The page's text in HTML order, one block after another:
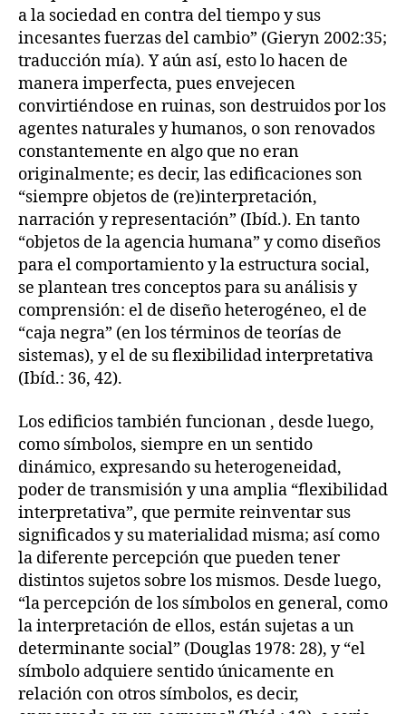
a la sociedad en contra del tiempo y sus
incesantes fuerzas del cambio” (Gieryn 2002:35;
traducción mía). Y aún así, esto lo hacen de
manera imperfecta, pues envejecen
convirtiéndose en ruinas, son destruidos por los
agentes naturales y humanos, o son renovados
constantemente en algo que no eran
originalmente; es decir, las edificaciones son
“siempre objetos de (re)interpretación,
narración y representación” (Ibíd.). En tanto
“objetos de la agencia humana” y como diseños
para el comportamiento y la estructura social,
se plantean tres conceptos para su análisis y
comprensión: el de diseño heterogéneo, el de
“caja negra” (en los términos de teorías de
sistemas), y el de su flexibilidad interpretativa
(Ibíd.: 36, 42).
Los edificios también funcionan , desde luego,
como símbolos, siempre en un sentido
dinámico, expresando su heterogeneidad,
poder de transmisión y una amplia “flexibilidad
interpretativa”, que permite reinventar sus
significados y su materialidad misma; así como
la diferente percepción que pueden tener
distintos sujetos sobre los mismos. Desde luego,
“la percepción de los símbolos en general, como
la interpretación de ellos, están sujetas a un
determinante social” (Douglas 1978: 28), y “el
símbolo adquiere sentido únicamente en
relación con otros símbolos, es decir,